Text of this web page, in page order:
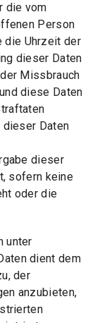
die vom
Person
die Uhrzeit der
dieser Daten
Missbrauch
diese Daten
Daten
dieser
sofern keine
oder die
unter
dient dem
der
anzubieten,